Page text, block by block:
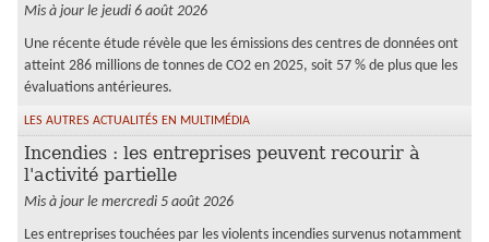
Mis à jour le jeudi 6 août 2026
Une récente étude révèle que les émissions des centres de données ont
atteint 286 millions de tonnes de CO2 en 2025, soit 57 % de plus que les
évaluations antérieures.
LES AUTRES ACTUALITÉS EN MULTIMÉDIA
Incendies : les entreprises peuvent recourir à
l'activité partielle
Mis à jour le mercredi 5 août 2026
Les entreprises touchées par les violents incendies survenus notamment